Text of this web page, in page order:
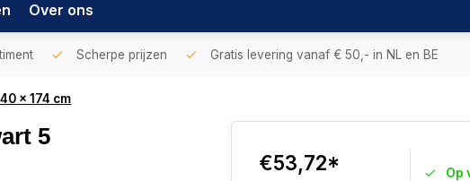
Over ons
Scherpe prijzen Gratis levering vanaf € 50,- in NL en BE
x 174 cm
5
€53,72* Op